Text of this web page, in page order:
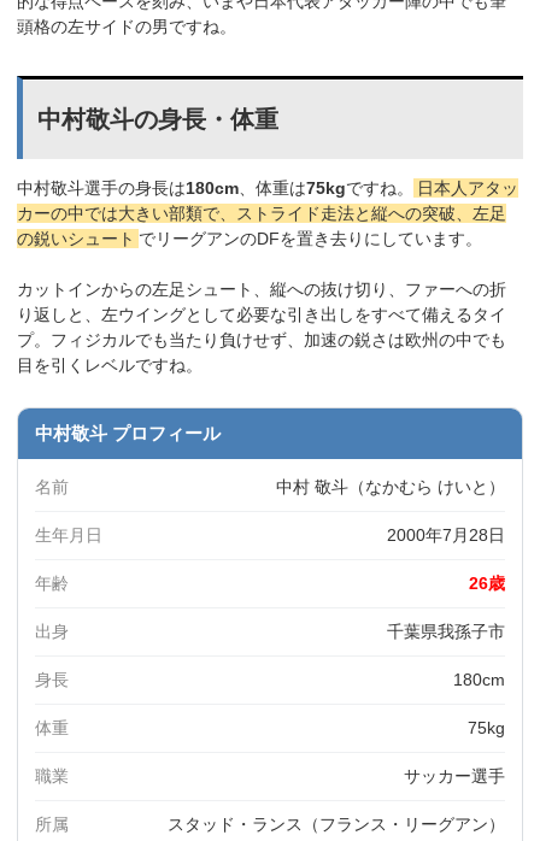
頭格の左サイドの男ですね。
中村敬斗の身長・体重
中村敬斗選手の身長は180cm、体重は75kgですね。
日本人アタッ
カーの中では大きい部類で、ストライド走法と縦への突破、左足
の鋭いシュート でリーグアンのDFを置き去りにしています。
カットインからの左足シュート、縦への抜け切り、ファーへの折
り返しと、左ウイングとして必要な引き出しをすべて備えるタイ
プ。フィジカルでも当たり負けせず、加速の鋭さは欧州の中でも
目を引くレベルですね。
中村敬斗 プロフィール
名前 中村 敬斗（なかむら けいと）
生年月日 2000年7月28日
年齢 26歳
出身 千葉県我孫子市
身長 180cm
体重 75kg
職業 サッカー選手
所属 スタッド・ランス（フランス・リーグアン）